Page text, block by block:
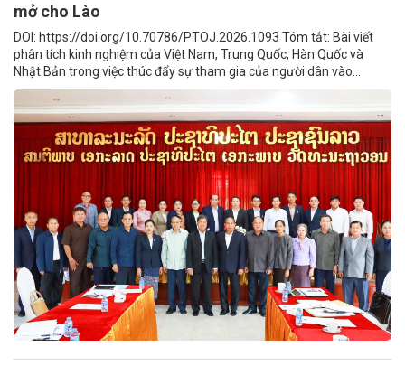
mở cho Lào
DOI: https://doi.org/10.70786/PTOJ.2026.1093 Tóm tắt: Bài viết
phân tích kinh nghiệm của Việt Nam, Trung Quốc, Hàn Quốc và
Nhật Bản trong việc thúc đẩy sự tham gia của người dân vào...